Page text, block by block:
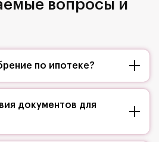
вопросы и
по ипотеке?
документов для